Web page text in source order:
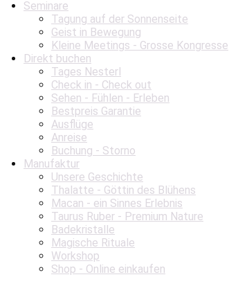
Seminare
Tagung auf der Sonnenseite
Geist in Bewegung
Kleine Meetings - Grosse Kongresse
Direkt buchen
Tages Nesterl
Check in - Check out
Sehen - Fühlen - Erleben
Bestpreis Garantie
Ausflüge
Anreise
Buchung - Storno
Manufaktur
Unsere Geschichte
Thalatte - Göttin des Blühens
Macan - ein Sinnes Erlebnis
Taurus Ruber - Premium Nature
Badekristalle
Magische Rituale
Workshop
Shop - Online einkaufen